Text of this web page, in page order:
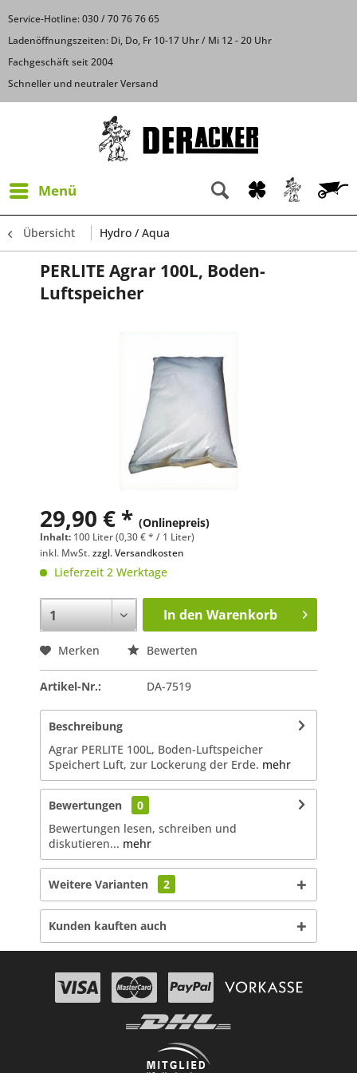
Service-Hotline: 030 / 70 76 76 65
Ladenöffnungszeiten: Di, Do, Fr 10-17 Uhr / Mi 12 - 20 Uhr
Fachgeschäft seit 2004
Schneller und neutraler Versand
Menü
Übersicht Hydro / Aqua
PERLITE Agrar 100L, Boden-
Luftspeicher
29,90 € * (Onlinepreis)
Inhalt: 100 Liter (0,30 € * / 1 Liter)
inkl. MwSt.zzgl. Versandkosten
Lieferzeit 2 Werktage
In den Warenkorb
Merken Bewerten
Artikel-Nr.: DA-7519
Beschreibung
Agrar PERLITE 100L, Boden-Luftspeicher
Speichert Luft, zur Lockerung der Erde. mehr
Bewertungen
0
Bewertungen lesen, schreiben und
diskutieren... mehr
Weitere Varianten 2
Kunden kauften auch